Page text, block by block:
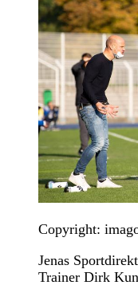
Copyright:
Jenas
Trainer Dirk